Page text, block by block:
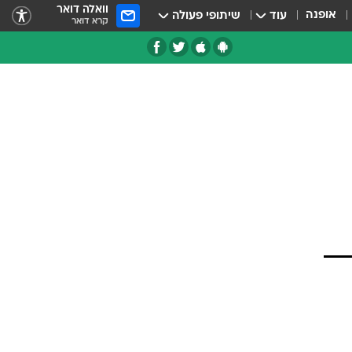
אופנה עוד שיתופי פעולה וואלה דואר
קרא דואר